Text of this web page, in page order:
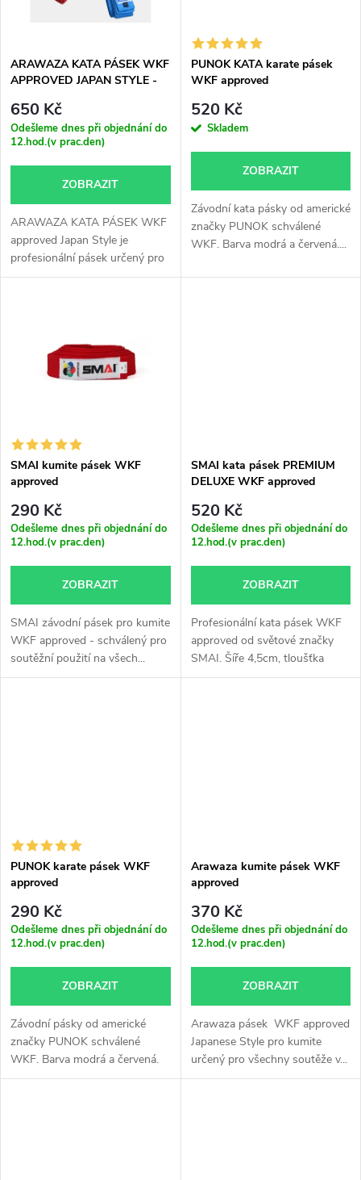
p
r
o
d
u
k
s
p
r
o
d
u
ARAWAZA KATA PÁSEK WKF
APPROVED JAPAN STYLE -
650 Kč
Odešleme dnes při objednání do
12.hod.(v prac.den)
ZOBRAZIT
ARAWAZA KATA PÁSEK WKF
approved Japan Style je
profesionální pásek určený pro
závody...
PUNOK KATA karate pásek
WKF approved
520 Kč
Skladem
ZOBRAZIT
Závodní kata pásky od americké
značky PUNOK schválené
WKF. Barva modrá a červená....
SMAI kumite pásek WKF
approved
290 Kč
Odešleme dnes při objednání do
12.hod.(v prac.den)
ZOBRAZIT
SMAI závodní pásek pro kumite
WKF approved - schválený pro
soutěžní použití na všech...
SMAI kata pásek PREMIUM
DELUXE WKF approved
520 Kč
Odešleme dnes při objednání do
12.hod.(v prac.den)
ZOBRAZIT
Profesionální kata pásek WKF
approved od světové značky
SMAI. Šíře 4,5cm, tloušťka
cca...
PUNOK karate pásek WKF
approved
290 Kč
Odešleme dnes při objednání do
12.hod.(v prac.den)
ZOBRAZIT
Závodní pásky od americké
značky PUNOK schválené
WKF. Barva modrá a červená.
Materiál...
Arawaza kumite pásek WKF
approved
370 Kč
Odešleme dnes při objednání do
12.hod.(v prac.den)
ZOBRAZIT
Arawaza pásek WKF approved
Japanese Style pro kumite
určený pro všechny soutěže v...